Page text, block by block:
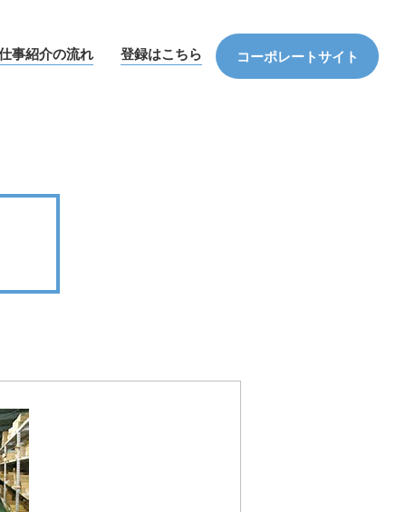
事紹介の流れ 登録はこちら コーポレートサイト